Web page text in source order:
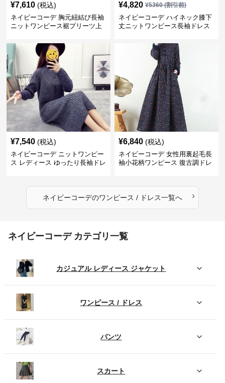
¥7,610 (税込)
ネイビーコーデ 胸元紐結び長袖
ニットワンピース裾プリーツ上
¥4,820 ¥5360(割引前)
ネイビーコーデ ハイネック膝下
丈ニットワンピース長袖ドレス
¥7,540 (税込)
ネイビーコーデ ニットワンピー
ス レディース ゆったり長袖ドレ
¥6,840 (税込)
ネイビーコーデ 女性用裏起毛長
袖小花柄ワンピース 復古調ドレ
ネイビーコーデのワンピース / ドレス一覧へ ›
ネイビーコーデ カテゴリ一覧
カジュアル レディース ジャケット
ワンピース / ドレス
パンツ
スカート